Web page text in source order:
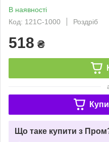
В наявності
Код: 121C-1000
Роздріб
518 ₴
Що таке купити з